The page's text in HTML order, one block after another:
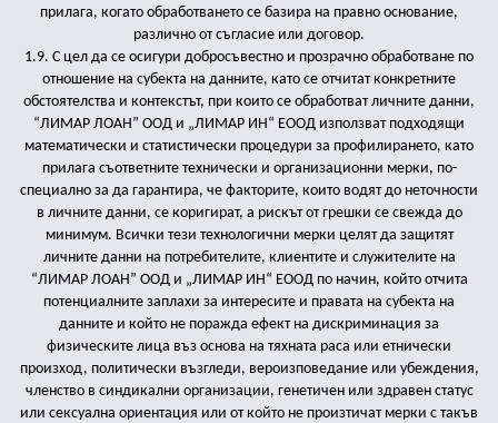
прилага, когато обработването се базира на правно основание,
различно от съгласие или договор.
1.9. С цел да се осигури добросъвестно и прозрачно обработване по
отношение на субекта на данните, като се отчитат конкретните
обстоятелства и контекстът, при които се обработват личните данни,
“ЛИМАР ЛОАН” ООД и „ЛИМАР ИН“ ЕООД използват подходящи
математически и статистически процедури за профилирането, като
прилага съответните технически и организационни мерки, по-
специално за да гарантира, че факторите, които водят до неточности
в личните данни, се коригират, а рискът от грешки се свежда до
минимум. Всички тези технологични мерки целят да защитят
личните данни на потребителите, клиентите и служителите на
“ЛИМАР ЛОАН” ООД и „ЛИМАР ИН“ ЕООД по начин, който отчита
потенциалните заплахи за интересите и правата на субекта на
данните и който не поражда ефект на дискриминация за
физическите лица въз основа на тяхната раса или етнически
произход, политически възгледи, вероизповедание или убеждения,
членство в синдикални организации, генетичен или здравен статус
или сексуална ориентация или от който не произтичат мерки с такъв